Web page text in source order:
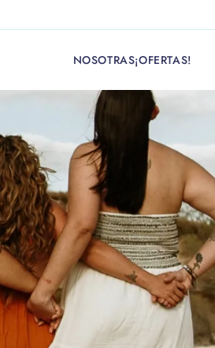
NOSOTRAS¡OFERTAS!